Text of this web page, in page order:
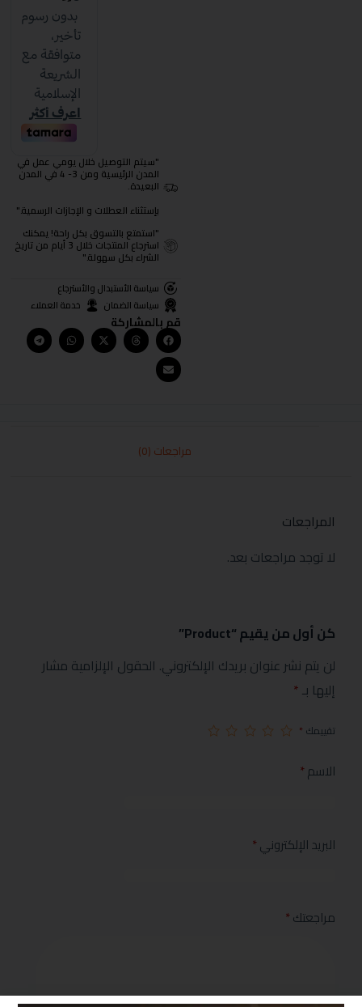
"سيتم التوصيل خلال يومي عمل في
المدن الرئيسية ومن 3- 4 في المدن
البعيدة.
بإستثناء العطلات و الإجازات الرسمية."
"استمتع بالتسوق بكل راحة! يمكنك
استرجاع المنتجات خلال 3 أيام من تاريخ
الشراء بكل سهولة."
سياسة الأستبدال والأسترجاع
سياسة الضمان
خدمة العملاء
قم بالمشاركة
مراجعات (0)
المراجعات
لا توجد مراجعات بعد.
كن أول من يقيم “Product”
لن يتم نشر عنوان بريدك الإلكتروني. الحقول الإلزامية مشار
إليها بـ*
تقييمك *
الاسم*
البريد الإلكتروني*
مراجعتك*